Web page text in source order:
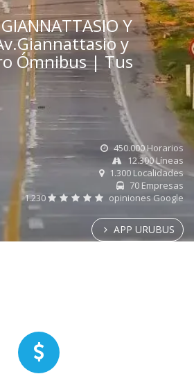
Y
y
Ómnibus | Tus
450.000 Horarios
12.300 Líneas
1.300 Localidades
70 Empresas
1.230
opiniones Google
APP URUBUS